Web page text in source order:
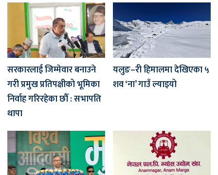
सरकारलाई जिम्मेवार बनाउने
गरी प्रमुख प्रतिपक्षीको भूमिका
निर्वाह गरिरहेका छौँ : सभापति
थापा
यलुङ–री हिमालमा देखिएका ५
शव ‘ना’ गाउँ ल्याइयो